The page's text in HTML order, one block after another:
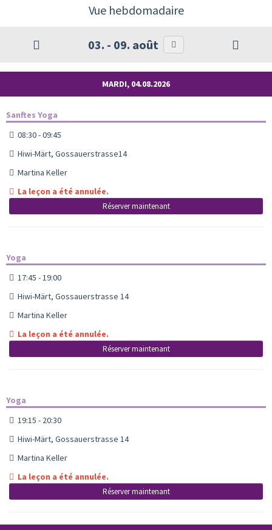
Vue hebdomadaire
03. - 09. août
MARDI, 04.08.2026
Sanftes Yoga
08:30 - 09:45
Hiwi-Märt, Gossauerstrasse14
Martina Keller
La leçon a été annulée.
Réserver maintenant
Yoga
17:45 - 19:00
Hiwi-Märt, Gossauerstrasse 14
Martina Keller
La leçon a été annulée.
Réserver maintenant
Yoga
19:15 - 20:30
Hiwi-Märt, Gossauerstrasse 14
Martina Keller
La leçon a été annulée.
Réserver maintenant